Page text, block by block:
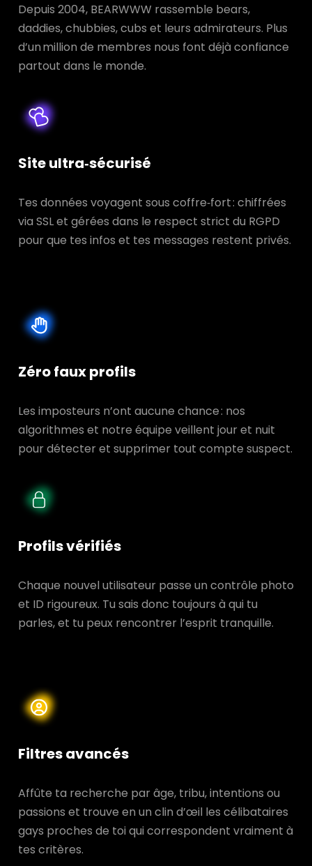
Depuis 2004, BEARWWW rassemble bears,
daddies, chubbies, cubs et leurs admirateurs. Plus
d’un million de membres nous font déjà confiance
partout dans le monde.
Site ultra‑sécurisé
Tes données voyagent sous coffre‑fort : chiffrées
via SSL et gérées dans le respect strict du RGPD
pour que tes infos et tes messages restent privés.
Zéro faux profils
Les imposteurs n’ont aucune chance : nos
algorithmes et notre équipe veillent jour et nuit
pour détecter et supprimer tout compte suspect.
Profils vérifiés
Chaque nouvel utilisateur passe un contrôle photo
et ID rigoureux. Tu sais donc toujours à qui tu
parles, et tu peux rencontrer l’esprit tranquille.
Filtres avancés
Affûte ta recherche par âge, tribu, intentions ou
passions et trouve en un clin d’œil les célibataires
gays proches de toi qui correspondent vraiment à
tes critères.